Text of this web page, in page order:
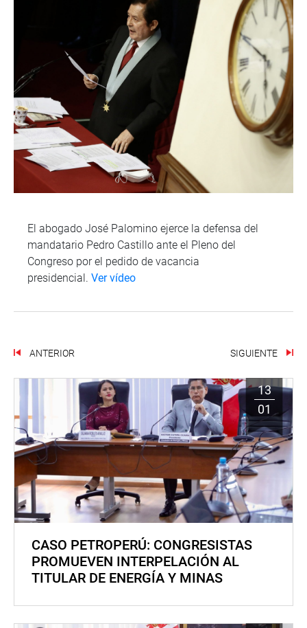
El abogado José Palomino ejerce la defensa del
mandatario Pedro Castillo ante el Pleno del
Congreso por el pedido de vacancia
presidencial. Ver vídeo
ANTERIOR SIGUIENTE
13
01
CASO PETROPERÚ: CONGRESISTAS
PROMUEVEN INTERPELACIÓN AL
TITULAR DE ENERGÍA Y MINAS